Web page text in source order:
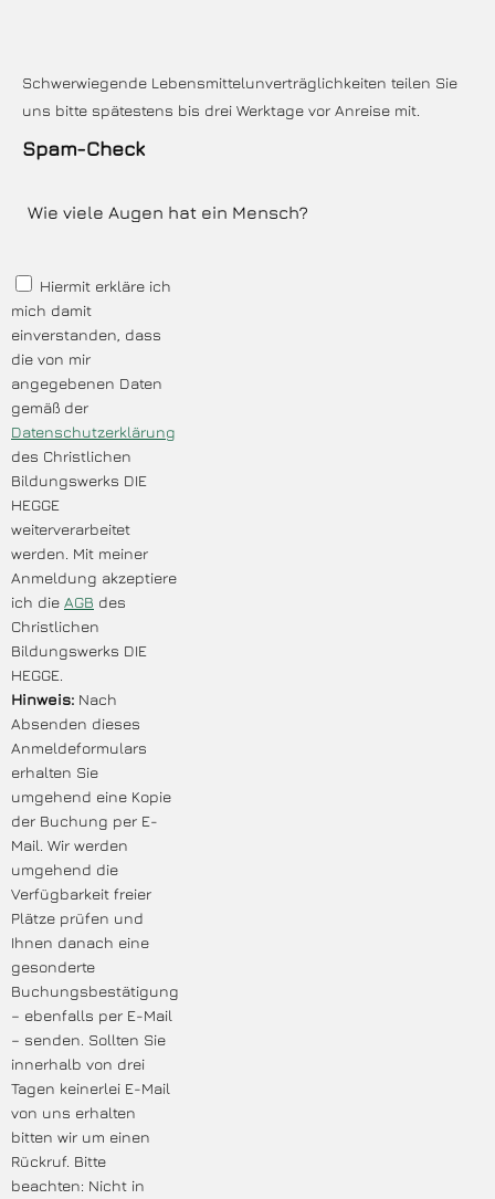
Schwerwiegende Lebensmittelunverträglichkeiten teilen Sie
uns bitte spätestens bis drei Werktage vor Anreise mit.
Spam-Check
Hiermit erkläre ich
mich damit
einverstanden, dass
die von mir
angegebenen Daten
gemäß der
Datenschutzerklärung
des Christlichen
Bildungswerks DIE
HEGGE
weiterverarbeitet
werden. Mit meiner
Anmeldung akzeptiere
ich die AGB des
Christlichen
Bildungswerks DIE
HEGGE.
Hinweis: Nach
Absenden dieses
Anmeldeformulars
erhalten Sie
umgehend eine Kopie
der Buchung per E-
Mail. Wir werden
umgehend die
Verfügbarkeit freier
Plätze prüfen und
Ihnen danach eine
gesonderte
Buchungsbestätigung
– ebenfalls per E-Mail
– senden. Sollten Sie
innerhalb von drei
Tagen keinerlei E-Mail
von uns erhalten
bitten wir um einen
Rückruf. Bitte
beachten: Nicht in